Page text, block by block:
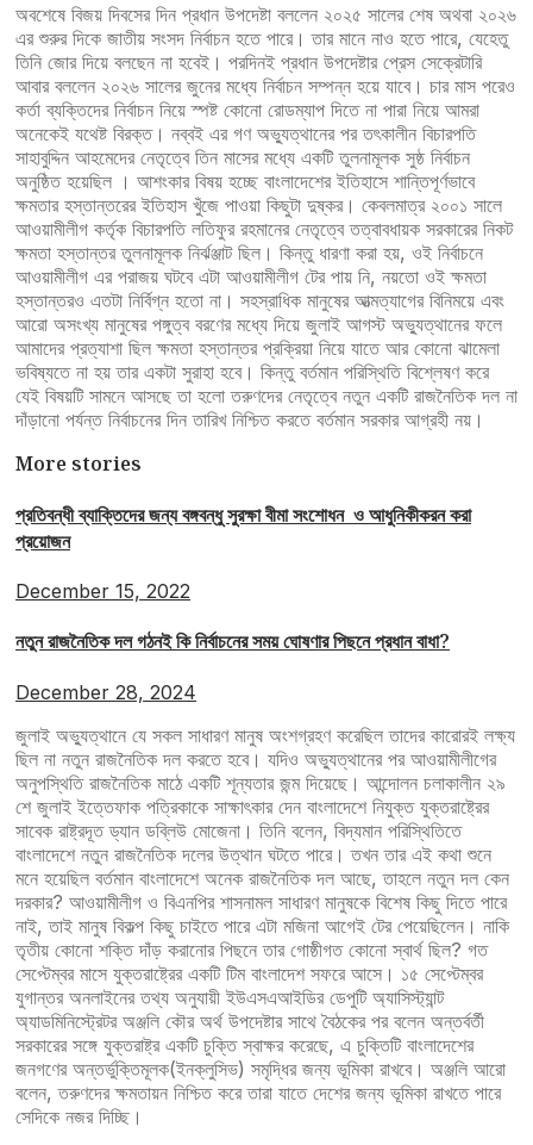
অবশেষে বিজয় দিবসের দিন প্রধান উপদেষ্টা বললেন ২০২৫ সালের শেষ অথবা ২০২৬
এর শুরুর দিকে জাতীয় সংসদ নির্বাচন হতে পারে। তার মানে নাও হতে পারে, যেহেতু
তিনি জোর দিয়ে বলছেন না হবেই। পরদিনই প্রধান উপদেষ্টার প্রেস সেক্রেটারি
আবার বললেন ২০২৬ সালের জুনের মধ্যে নির্বাচন সম্পন্ন হয়ে যাবে। চার মাস পরেও
কর্তা ব্যক্তিদের নির্বাচন নিয়ে স্পষ্ট কোনো রোডম্যাপ দিতে না পারা নিয়ে আমরা
অনেকেই যথেষ্ট বিরক্ত। নব্বই এর গণ অভ্যুত্থানের পর তৎকালীন বিচারপতি
সাহাবুদ্দিন আহমেদের নেতৃত্বে তিন মাসের মধ্যে একটি তুলনামূলক সুষ্ঠ নির্বাচন
অনুষ্ঠিত হয়েছিল । আশংকার বিষয় হচ্ছে বাংলাদেশের ইতিহাসে শান্তিপূর্ণভাবে
ক্ষমতার হস্তান্তরের ইতিহাস খুঁজে পাওয়া কিছুটা দুষ্কর। কেবলমাত্র ২০০১ সালে
আওয়ামীলীগ কর্তৃক বিচারপতি লতিফুর রহমানের নেতৃত্বে তত্বাবধায়ক সরকারের নিকট
ক্ষমতা হস্তান্তর তুলনামূলক নির্ঝঞ্জাট ছিল। কিন্তু ধারণা করা হয়, ওই নির্বাচনে
আওয়ামীলীগ এর পরাজয় ঘটবে এটা আওয়ামীলীগ টের পায় নি, নয়তো ওই ক্ষমতা
হস্তান্তরও এতটা নির্বিগ্ন হতো না। সহস্রাধিক মানুষের আত্মত্যাগের বিনিময়ে এবং
আরো অসংখ্য মানুষের পঙ্গুত্ব বরণের মধ্যে দিয়ে জুলাই আগস্ট অভ্যুত্থানের ফলে
আমাদের প্রত্যাশা ছিল ক্ষমতা হস্তান্তর প্রক্রিয়া নিয়ে যাতে আর কোনো ঝামেলা
ভবিষ্যতে না হয় তার একটা সুরাহা হবে। কিন্তু বর্তমান পরিস্থিতি বিশ্লেষণ করে
যেই বিষয়টি সামনে আসছে তা হলো তরুণদের নেতৃত্বে নতুন একটি রাজনৈতিক দল না
দাঁড়ানো পর্যন্ত নির্বাচনের দিন তারিখ নিশ্চিত করতে বর্তমান সরকার আগ্রহী নয়।
More stories
প্রতিবন্ধী ব্যাক্তিদের জন্য বঙ্গবন্ধু সুরক্ষা বীমা সংশোধন ও আধুনিকীকরন করা
প্রয়োজন
December 15, 2022
নতুন রাজনৈতিক দল গঠনই কি নির্বাচনের সময় ঘোষণার পিছনে প্রধান বাধা?
December 28, 2024
জুলাই অভ্যুত্থানে যে সকল সাধারণ মানুষ অংশগ্রহণ করেছিল তাদের কারোরই লক্ষ্য
ছিল না নতুন রাজনৈতিক দল করতে হবে। যদিও অভ্যুত্থানের পর আওয়ামীলীগের
অনুপস্থিতি রাজনৈতিক মাঠে একটি শূন্যতার জন্ম দিয়েছে। আন্দোলন চলাকালীন ২৯
শে জুলাই ইত্তেফাক পত্রিকাকে সাক্ষাৎকার দেন বাংলাদেশে নিযুক্ত যুক্তরাষ্ট্রের
সাবেক রাষ্ট্রদূত ড্যান ডব্লিউ মোজেনা। তিনি বলেন, বিদ্যমান পরিস্থিতিতে
বাংলাদেশে নতুন রাজনৈতিক দলের উত্থান ঘটতে পারে। তখন তার এই কথা শুনে
মনে হয়েছিল বর্তমান বাংলাদেশে অনেক রাজনৈতিক দল আছে, তাহলে নতুন দল কেন
দরকার? আওয়ামীলীগ ও বিএনপির শাসনামল সাধারণ মানুষকে বিশেষ কিছু দিতে পারে
নাই, তাই মানুষ বিকল্প কিছু চাইতে পারে এটা মজিনা আগেই টের পেয়েছিলেন। নাকি
তৃতীয় কোনো শক্তি দাঁড় করানোর পিছনে তার গোষ্ঠীগত কোনো স্বার্থ ছিল? গত
সেপ্টেম্বর মাসে যুক্তরাষ্ট্রের একটি টিম বাংলাদেশ সফরে আসে। ১৫ সেপ্টেম্বর
যুগান্তর অনলাইনের তথ্য অনুযায়ী ইউএসএআইডির ডেপুটি অ্যাসিস্ট্যান্ট
অ্যাডমিনিস্ট্রেটর অঞ্জলি কৌর অর্থ উপদেষ্টার সাথে বৈঠকের পর বলেন অন্তর্বর্তী
সরকারের সঙ্গে যুক্তরাষ্ট্র একটি চুক্তি স্বাক্ষর করেছে, এ চুক্তিটি বাংলাদেশের
জনগণের অন্তর্ভুক্তিমূলক(ইনক্লুসিভ) সমৃদ্ধির জন্য ভূমিকা রাখবে। অঞ্জলি আরো
বলেন, তরুণদের ক্ষমতায়ন নিশ্চিত করে তারা যাতে দেশের জন্য ভূমিকা রাখতে পারে
সেদিকে নজর দিচ্ছি।